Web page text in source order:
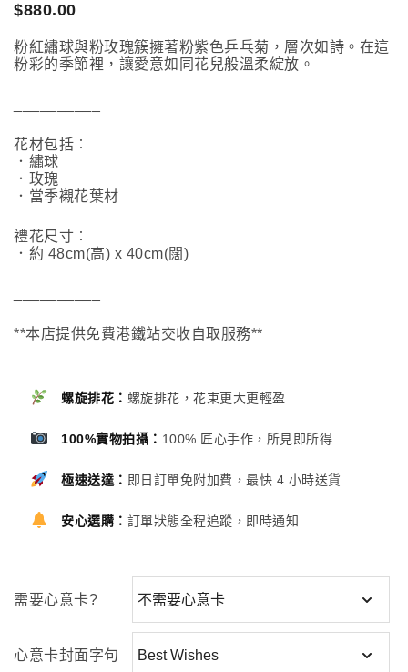
$880.00
粉紅繡球與粉玫瑰簇擁著粉紫色乒乓菊，層次如詩。在這
粉彩的季節裡，讓愛意如同花兒般溫柔綻放。
花材包括︰
．繡球
．玫瑰
．當季襯花葉材
禮花尺寸︰
．約 48cm(高) x 40cm(闊)
**本店提供免費港鐵站交收自取服務**
螺旋排花： 螺旋排花，花束更大更輕盈
100%實物拍攝： 100% 匠心手作，所見即所得
極速送達： 即日訂單免附加費，最快 4 小時送貨
安心選購： 訂單狀態全程追蹤，即時通知
需要心意卡?
心意卡封面字句